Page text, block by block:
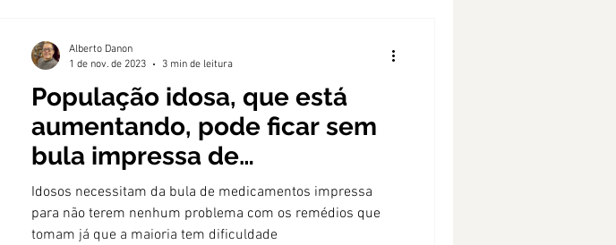
População idosa, que está
aumentando, pode ficar sem
bula impressa de
medicamentos
Idosos necessitam da bula de medicamentos impressa
para não terem nenhum problema com os remédios que
tomam já que a maioria tem dificuldade
Alberto Danon
1 de nov. de 2023
3 min de leitura